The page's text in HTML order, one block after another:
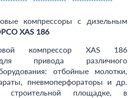
компрессоры с дизельным
XAS 186
компрессор XAS 186
привода различного
отбойные молотки,
пневмоперфораторы и др.
строительной площадке, в